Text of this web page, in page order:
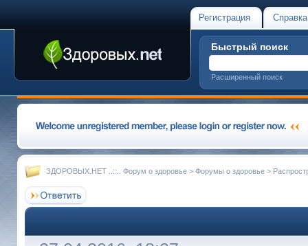
Регистрация Справка
Быстрый поиск
Расширенный поиск
ЗДОРОВЫХ.НЕТ ..::.. Форум о здоровье > Форумы о здоровье >